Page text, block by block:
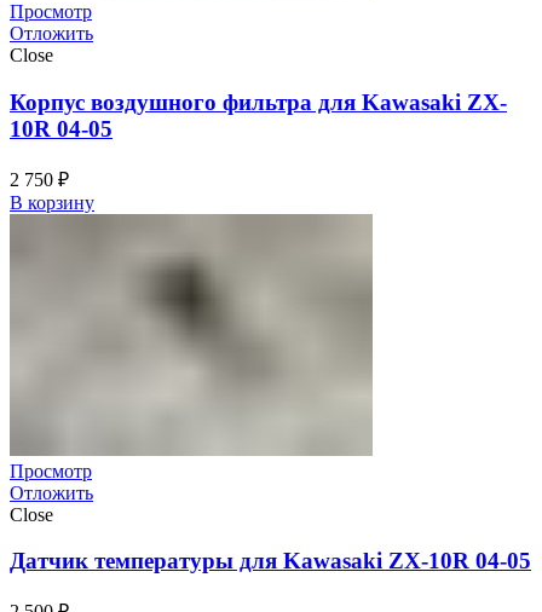
Просмотр
Отложить
Close
Корпус воздушного фильтра для Kawasaki ZX-
10R 04-05
2 750 ₽
В корзину
Просмотр
Отложить
Close
Датчик температуры для Kawasaki ZX-10R 04-05